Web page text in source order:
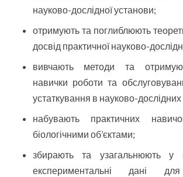
науково-дослідної установи;
отримують та поглиблюють
досвід практичної науково-
вивчають методи та
навички роботи та
устаткування в науково-
набувають практичних
біологічними об’єктами;
збирають та узагальнюють у
експериментальні дані